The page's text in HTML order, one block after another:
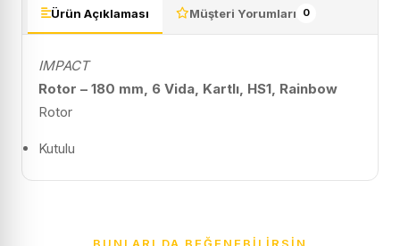
Ürün Açıklaması Müşteri Yorumları 0
IMPACT
Rotor – 180 mm, 6 Vida, Kartlı, HS1, Rainbow
Rotor
Kutulu